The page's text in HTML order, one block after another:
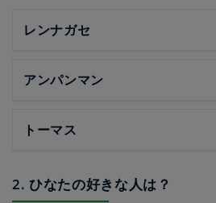
レンナガセ
アンパンマン
トーマス
2. ひなたの好きな人は？